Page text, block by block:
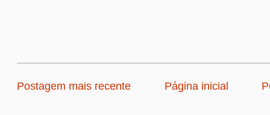
Postagem mais recente Página inicial